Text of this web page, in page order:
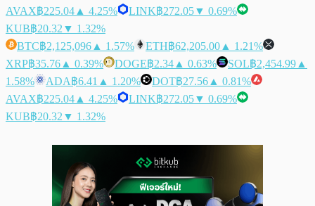
AVAX฿225.04 ▲ 4.25% LINK฿272.05▼ 0.69%
KUB฿20.32 ▼ 1.32%
BTC฿2,125,096 ▲ 1.57% ETH฿62,205.00 ▲ 1.21%
XRP฿35.76 ▲ 0.39% DOGE฿2.34 ▲ 0.63% SOL฿2,454.99 ▲
1.58%
ADA฿6.41 ▲ 1.20% DOT฿27.56 ▲ 0.81%
AVAX฿225.04 ▲ 4.25% LINK฿272.05▼ 0.69%
KUB฿20.32 ▼ 1.32%